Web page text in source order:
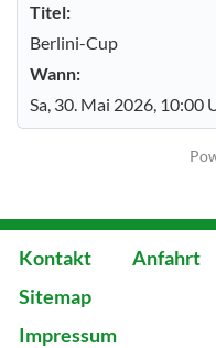
Titel:
Berlini-Cup
Wann:
Sa, 30. Mai 2026, 10:00
Kontakt
Anfahrt
Sitemap
Impressum